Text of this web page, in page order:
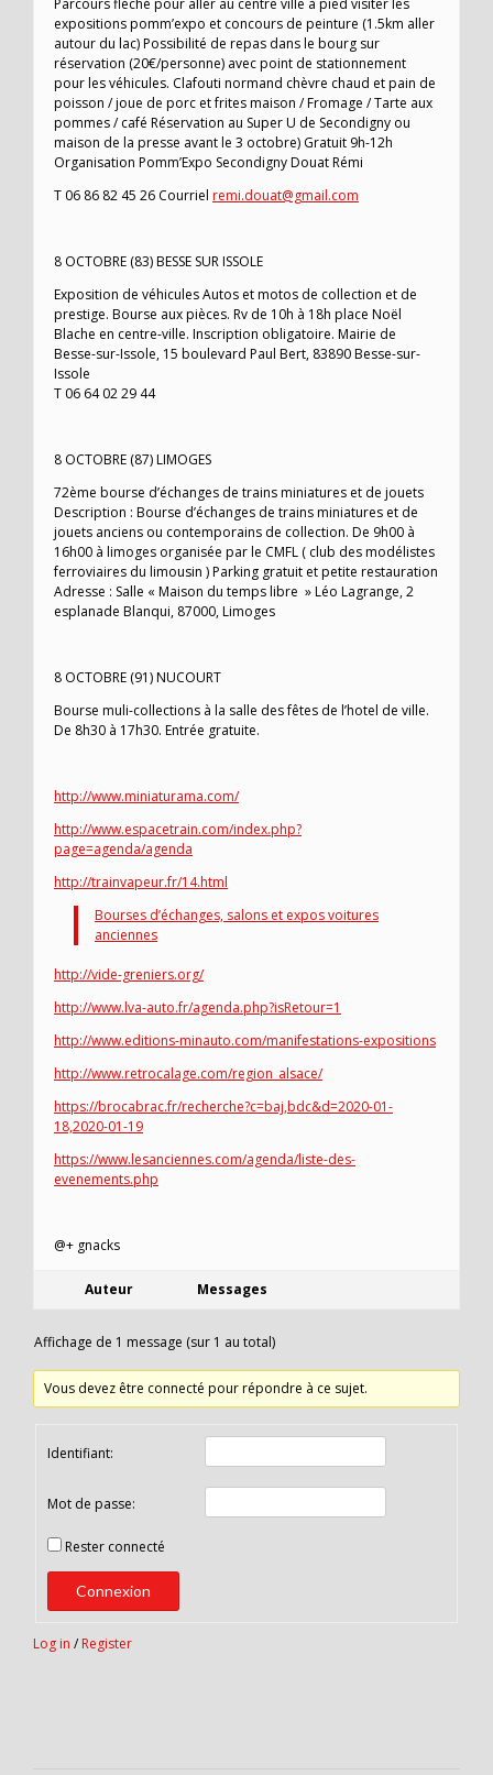
Parcours fléché pour aller au centre ville à pied visiter les
expositions pomm’expo et concours de peinture (1.5km aller
autour du lac) Possibilité de repas dans le bourg sur
réservation (20€/personne) avec point de stationnement
pour les véhicules. Clafouti normand chèvre chaud et pain de
poisson / joue de porc et frites maison / Fromage / Tarte aux
pommes / café Réservation au Super U de Secondigny ou
maison de la presse avant le 3 octobre) Gratuit 9h-12h
Organisation Pomm’Expo Secondigny Douat Rémi
T 06 86 82 45 26 Courriel remi.douat@gmail.com
8 OCTOBRE (83) BESSE SUR ISSOLE
Exposition de véhicules Autos et motos de collection et de
prestige. Bourse aux pièces. Rv de 10h à 18h place Noël
Blache en centre-ville. Inscription obligatoire. Mairie de
Besse-sur-Issole, 15 boulevard Paul Bert, 83890 Besse-sur-
Issole
T 06 64 02 29 44
8 OCTOBRE (87) LIMOGES
72ème bourse d’échanges de trains miniatures et de jouets
Description : Bourse d’échanges de trains miniatures et de
jouets anciens ou contemporains de collection. De 9h00 à
16h00 à limoges organisée par le CMFL ( club des modélistes
ferroviaires du limousin ) Parking gratuit et petite restauration
Adresse : Salle « Maison du temps libre » Léo Lagrange, 2
esplanade Blanqui, 87000, Limoges
8 OCTOBRE (91) NUCOURT
Bourse muli-collections à la salle des fêtes de l’hotel de ville.
De 8h30 à 17h30. Entrée gratuite.
http://www.miniaturama.com/
http://www.espacetrain.com/index.php?
page=agenda/agenda
http://trainvapeur.fr/14.html
Bourses d’échanges, salons et expos voitures
anciennes
http://vide-greniers.org/
http://www.lva-auto.fr/agenda.php?isRetour=1
http://www.editions-minauto.com/manifestations-expositions
http://www.retrocalage.com/region_alsace/
https://brocabrac.fr/recherche?c=baj,bdc&d=2020-01-
18,2020-01-19
https://www.lesanciennes.com/agenda/liste-des-
evenements.php
@+ gnacks
Auteur Messages
Affichage de 1 message (sur 1 au total)
Vous devez être connecté pour répondre à ce sujet.
Identifiant:
Mot de passe:
Rester connecté
Connexion
Log in / Register